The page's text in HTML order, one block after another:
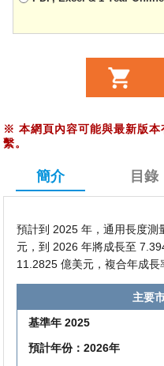
※ 本網頁內容可能與最新版
繫。
簡介 目錄
預計到 2025 年，通用長度測
元，到 2026 年將成長至
11.2825 億美元，複合年成長
主要
基準年 2025
預計年份：2026年